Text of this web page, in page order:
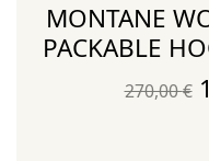
MONTANE
PACKABLE
270,00€